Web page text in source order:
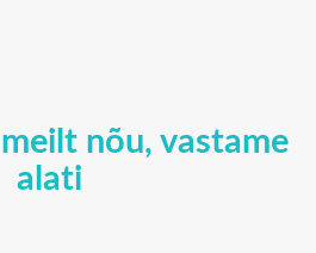
nõu, vastame
alati